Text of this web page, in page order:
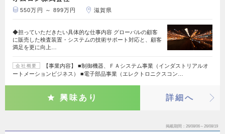
550万円 ～ 899万円 滋賀県
◆担っていただきたい具体的な仕事内容 グローバルの顧客
に販売した検査装置・システムの技術サポート対応と、顧客
満足を更に向上…
会社概要
【事業内容】 ■制御機器、ＦＡシステム事業（インダストリアルオ
ートメーションビジネス） ■電子部品事業（エレクトロニクスコン…
興味あり 詳細へ
掲載期間 26/08/06～26/08/19